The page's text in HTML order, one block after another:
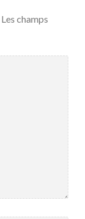
Les champs